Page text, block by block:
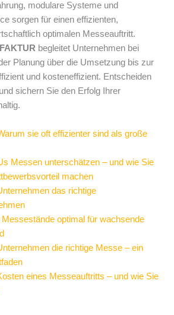
modulare Systeme und
sorgen für einen effizienten,
optimalen Messeauftritt.
begleitet Unternehmen bei
Planung über die Umsetzung bis zur
und kosteneffizient. Entscheiden
sichern Sie den Erfolg Ihrer
sie oft effizienter sind als große
Messen unterschätzen – und wie Sie
machen
das richtige
optimal für wachsende
die richtige Messe – ein
eines Messeauftritts – und wie Sie